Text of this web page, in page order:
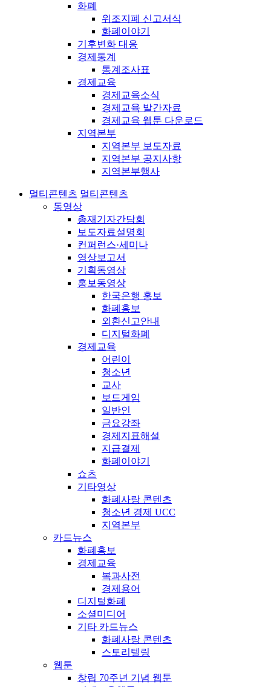
화폐
위조지폐 신고서식
화폐이야기
기후변화 대응
경제통계
통계조사표
경제교육
경제교육소식
경제교육 발간자료
경제교육 웹툰 다운로드
지역본부
지역본부 보도자료
지역본부 공지사항
지역본부행사
멀티콘텐츠 멀티콘텐츠
동영상
총재기자간담회
보도자료설명회
컨퍼런스·세미나
영상보고서
기획동영상
홍보동영상
한국은행 홍보
화폐홍보
외환신고안내
디지털화폐
경제교육
어린이
청소년
교사
보드게임
일반인
금요강좌
경제지표해설
지급결제
화폐이야기
쇼츠
기타영상
화폐사랑 콘텐츠
청소년 경제 UCC
지역본부
카드뉴스
화폐홍보
경제교육
복과사전
경제용어
디지털화폐
소셜미디어
기타 카드뉴스
화폐사랑 콘텐츠
스토리텔링
웹툰
창립 70주년 기념 웹툰